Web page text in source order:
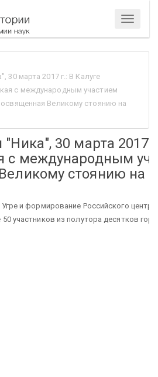
Меню
30 марта 2017 г.: В Калуге
с международным участием
Великому стоянию на
30 марта 2017
с международным
стоянию на
и формирование Российского
участников из полутора десятков